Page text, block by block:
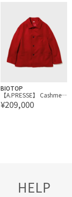
BIOTOP
【A.PRESSE】 Cashmere
Light Flannel Coverall Ja
¥209,000
HELP